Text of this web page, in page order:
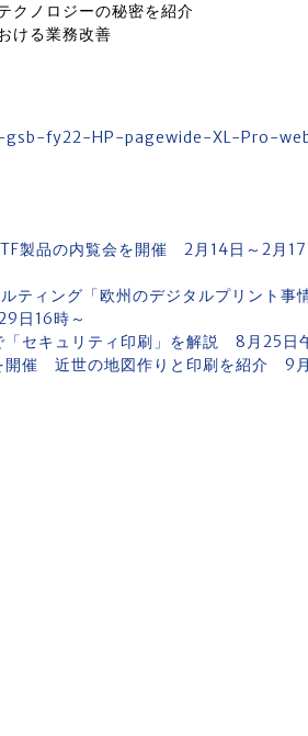
クノロジーの秘密を紹介
ける業務改善
fy22-HP-pagewide-XL-Pro-
製品の内覧会を開催 2月14日～2月17
ルティング「欧州のデジタルプリント
日16時～
「セキュリティ印刷」を解説 8月25
開催 近世の地図作りと印刷を紹介 9